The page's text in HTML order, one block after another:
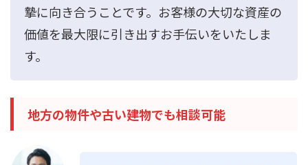
摯に向き合うことです。お客様の大切な資産の
価値を最大限に引き出すお手伝いをいたしま
す。
地方の物件や古い建物でも相談可能